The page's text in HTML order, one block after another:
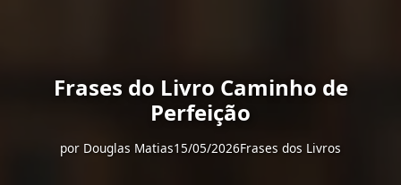
Frases do Livro Caminho de
Perfeição
por Douglas Matias15/05/2026Frases dos Livros